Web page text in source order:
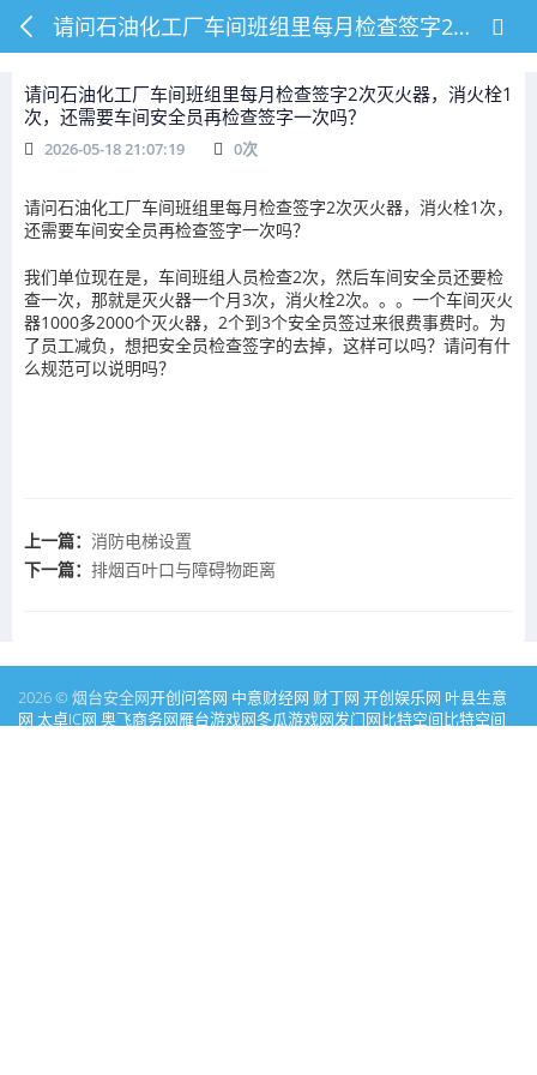
请问石油化工厂车间班组里每月检查签字2次灭火器，消火栓1次，还需要车间安全员再检查签字一次吗？
请问石油化工厂车间班组里每月检查签字2次灭火器，消火栓1
次，还需要车间安全员再检查签字一次吗？
2026-05-18 21:07:19 0次
请问石油化工厂车间班组里每月检查签字2次灭火器，消火栓1次，
还需要车间安全员再检查签字一次吗？
我们单位现在是，车间班组人员检查2次，然后车间安全员还要检
查一次，那就是灭火器一个月3次，消火栓2次。。。一个车间灭火
器1000多2000个灭火器，2个到3个安全员签过来很费事费时。为
了员工减负，想把安全员检查签字的去掉，这样可以吗？请问有什
么规范可以说明吗？
上一篇： 消防电梯设置
下一篇： 排烟百叶口与障碍物距离
2026 © 烟台安全网开创问答网 中意财经网 财丁网 开创娱乐网 叶县生意
网 太卓IC网 奥飞商务网雁台游戏网冬瓜游戏网发门网比特空间比特空间